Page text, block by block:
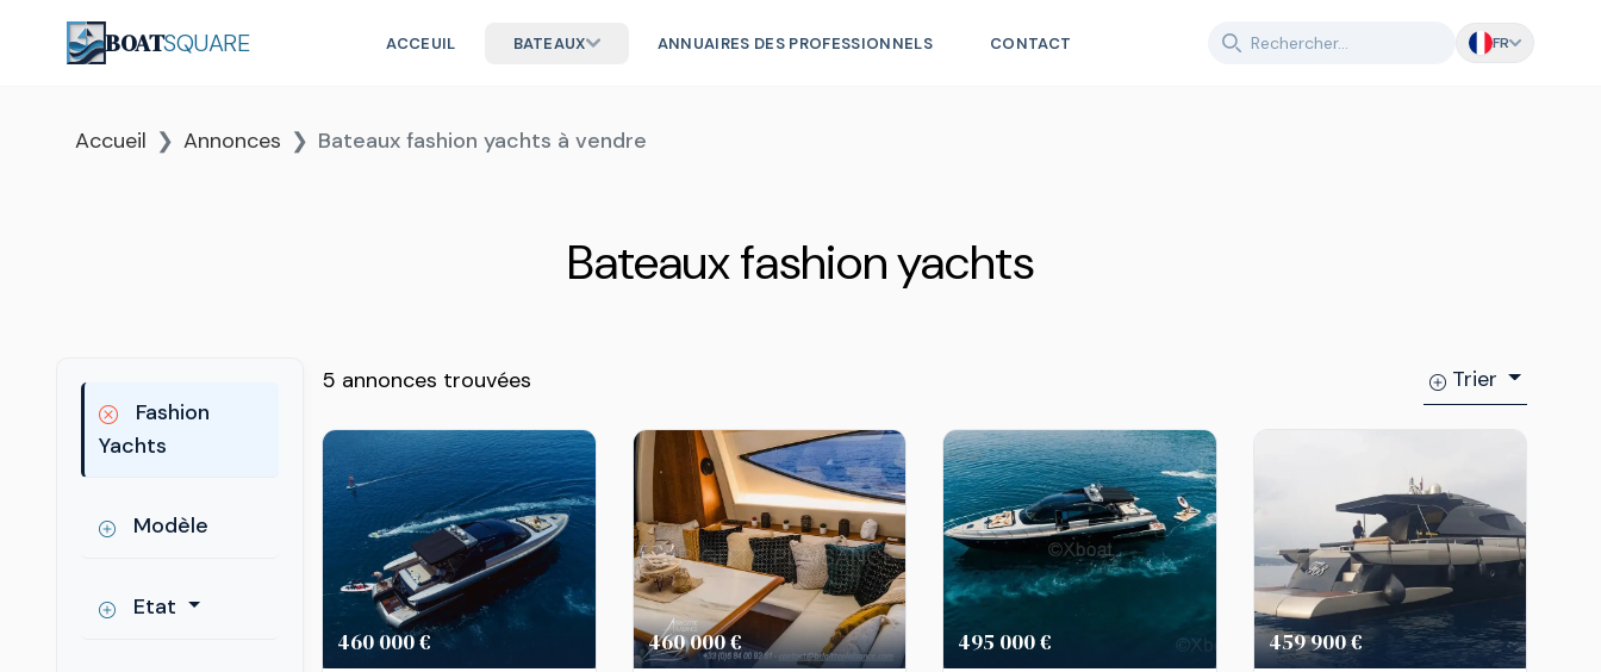
BOATSQUARE ACCEUIL BATEAUX ANNUAIRES DES PROFESSIONNELS CONTACT FR
Accueil Annonces Bateaux fashion yachts à vendre
Bateaux fashion yachts
Fashion
Yachts
Modèle
Etat
5 annonces trouvées Trier
460 000 € 460 000 € 495 000 € 459 900 €